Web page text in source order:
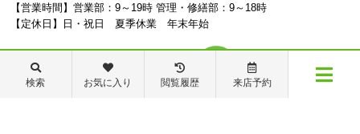
【営業時間】営業部：9～19時 管理・修繕部：9～18時
【定休日】日・祝日 夏季休業 年末年始
検索 お気に入り 閲覧履歴 来店予約